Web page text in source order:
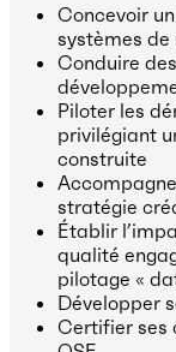
Concevoir
systèmes
Conduire
Piloter les
privilégiant
construite
stratégie
Établir
qualité
pilotage «
Développer
Certifier ses